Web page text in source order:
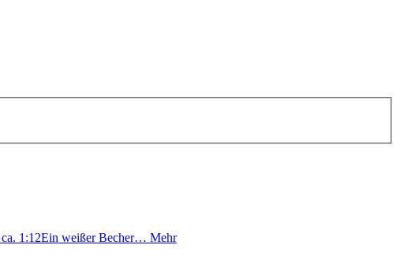
ca. 1:12Ein weißer Becher… Mehr